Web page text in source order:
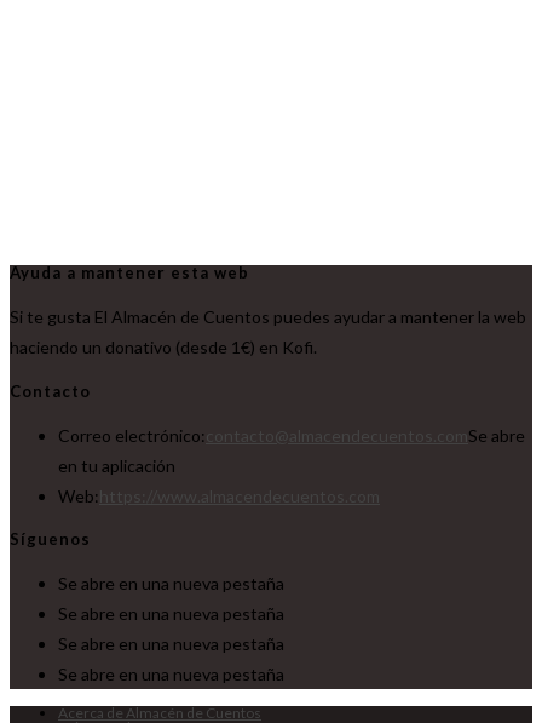
Ayuda a mantener esta web
Si te gusta El Almacén de Cuentos puedes ayudar a mantener la web
haciendo un donativo (desde 1€) en Kofi.
Contacto
Correo electrónico:
Se abre
en tu aplicación
Web:
Síguenos
Se abre en una nueva pestaña
Se abre en una nueva pestaña
Se abre en una nueva pestaña
Se abre en una nueva pestaña
Acerca de Almacén de Cuentos